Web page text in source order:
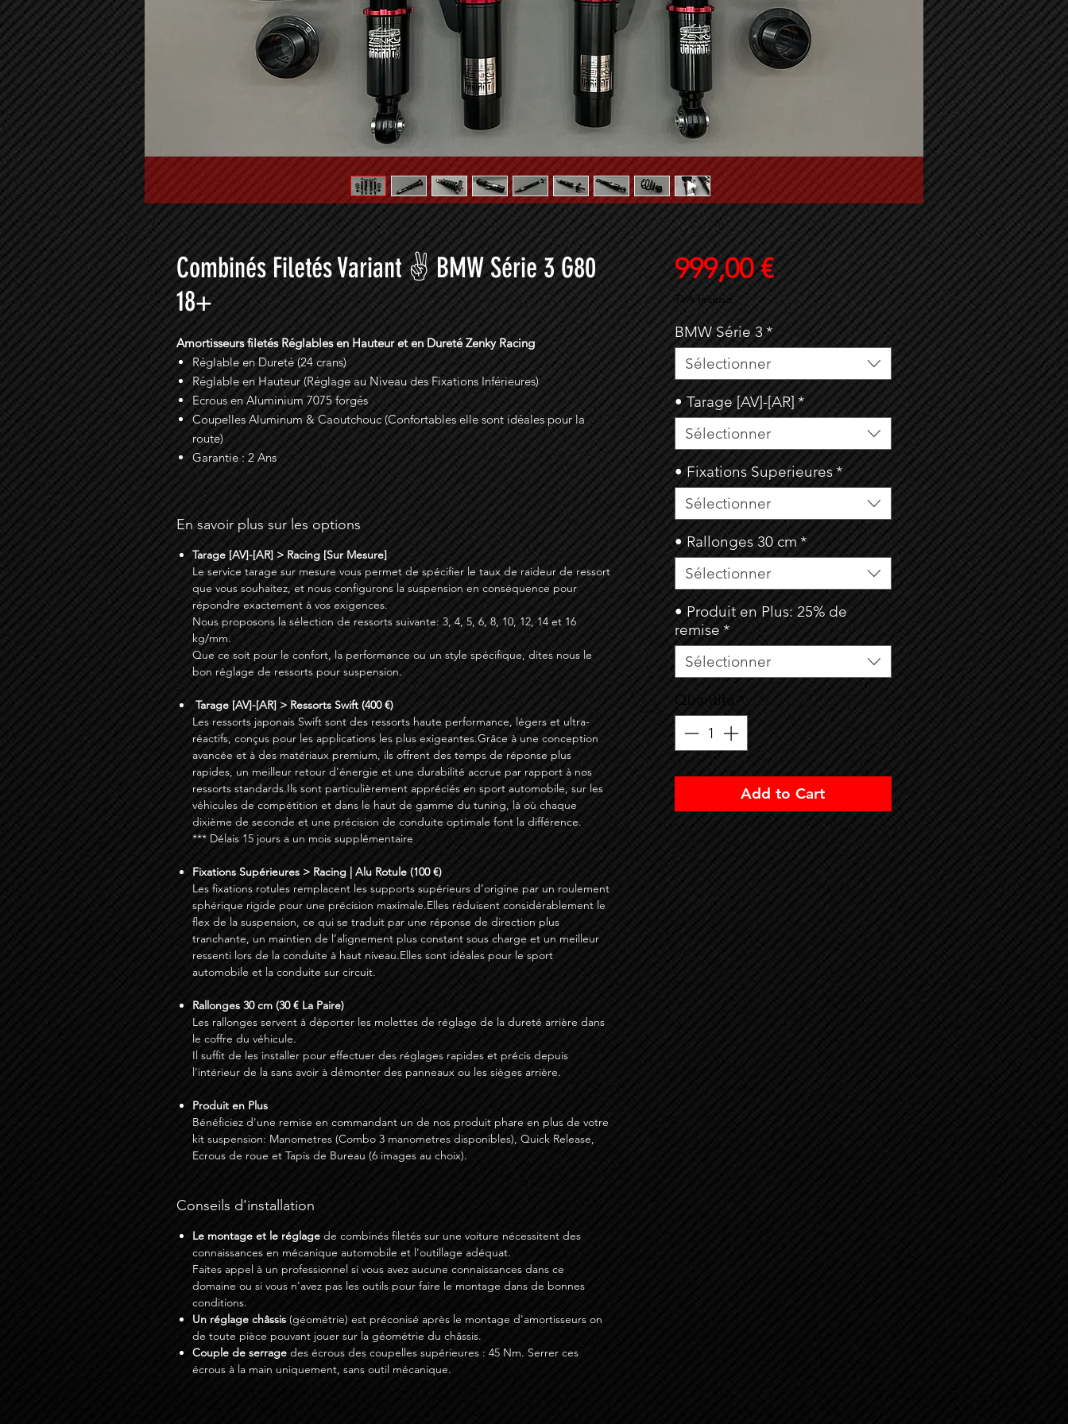
Combinés Filetés Variant ✌ BMW Série 3 G80
18+
Amortisseurs filetés Réglables en Hauteur et en Dureté Zenky Racing
Réglable en Dureté (24 crans)
Réglable en Hauteur (Réglage au Niveau des Fixations Inférieures)
Ecrous en Aluminium 7075 forgés
Coupelles Aluminum & Caoutchouc (Confortables elle sont idéales pour la
route)
Garantie : 2 Ans
En savoir plus sur les options
Tarage [AV]-[AR] > Racing [Sur Mesure]
Le service tarage sur mesure vous permet de spécifier le taux de raideur de ressort
que vous souhaitez, et nous configurons la suspension en conséquence pour
répondre exactement à vos exigences.
Nous proposons la sélection de ressorts suivante: 3, 4, 5, 6, 8, 10, 12, 14 et 16
kg/mm.
Que ce soit pour le confort, la performance ou un style spécifique, dites nous le
bon réglage de ressorts pour suspension.
Tarage [AV]-[AR] > Ressorts Swift (400 €)
Les ressorts japonais Swift sont des ressorts haute performance, légers et ultra-
réactifs, conçus pour les applications les plus exigeantes.Grâce à une conception
avancée et à des matériaux premium, ils offrent des temps de réponse plus
rapides, un meilleur retour d’énergie et une durabilité accrue par rapport à nos
ressorts standards.Ils sont particulièrement appréciés en sport automobile, sur les
véhicules de compétition et dans le haut de gamme du tuning, là où chaque
dixième de seconde et une précision de conduite optimale font la différence.
*** Délais 15 jours a un mois supplémentaire
Fixations Supérieures > Racing | Alu Rotule (100 €)
Les fixations rotules remplacent les supports supérieurs d’origine par un roulement
sphérique rigide pour une précision maximale.Elles réduisent considérablement le
flex de la suspension, ce qui se traduit par une réponse de direction plus
tranchante, un maintien de l’alignement plus constant sous charge et un meilleur
ressenti lors de la conduite à haut niveau.Elles sont idéales pour le sport
automobile et la conduite sur circuit.
Rallonges 30 cm (30 € La Paire)
Les rallonges servent à déporter les molettes de réglage de la dureté arrière dans
le coffre du véhicule.
Il suffit de les installer pour effectuer des réglages rapides et précis depuis
l'intérieur de la sans avoir à démonter des panneaux ou les sièges arrière.
Produit en Plus
Bénéficiez d'une remise en commandant un de nos produit phare en plus de votre
kit suspension: Manometres (Combo 3 manometres disponibles), Quick Release,
Ecrous de roue et Tapis de Bureau (6 images au choix).
Conseils d'installation
Le montage et le réglage de combinés filetés sur une voiture nécessitent des
connaissances en mécanique automobile et l'outillage adéquat.
Faites appel à un professionnel si vous avez aucune connaissances dans ce
domaine ou si vous n'avez pas les outils pour faire le montage dans de bonnes
conditions.
Un réglage châssis (géométrie) est préconisé après le montage d'amortisseurs on
de toute pièce pouvant jouer sur la géométrie du châssis.
Couple de serrage des écrous des coupelles supérieures : 45 Nm. Serrer ces
écrous à la main uniquement, sans outil mécanique.
999,00 €Prix
TVA Incluse
BMW Série 3 *
Sélectionner
• Tarage [AV]-[AR] *
Sélectionner
• Fixations Superieures*
Sélectionner
• Rallonges 30 cm *
Sélectionner
• Produit en Plus: 25% de
remise *
Sélectionner
Quantité *
Add to Cart